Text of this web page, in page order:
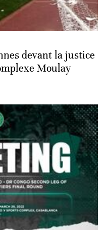
devant la justice
Moulay